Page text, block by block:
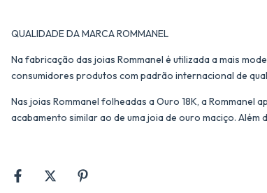
QUALIDADE DA MARCA ROMMANEL
Na fabricação das joias Rommanel é utilizada a mais
consumidores produtos com padrão internacional de
Nas joias Rommanel folheadas a Ouro 18K, a Rommanel
acabamento similar ao de uma joia de ouro maciço. Além